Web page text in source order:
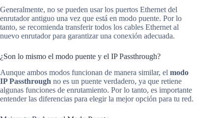
Generalmente, no se pueden usar los puertos Ethernet del
enrutador antiguo una vez que está en modo puente. Por lo
tanto, se recomienda transferir todos los cables Ethernet al
nuevo enrutador para garantizar una conexión adecuada.
¿Son lo mismo el modo puente y el IP Passthrough?
Aunque ambos modos funcionan de manera similar, el modo
IP Passthrough no es un puente verdadero, ya que retiene
algunas funciones de enrutamiento. Por lo tanto, es importante
entender las diferencias para elegir la mejor opción para tu red.